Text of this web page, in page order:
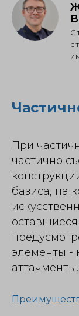
При
частично
базиса, на
элементы -
аттачменты.